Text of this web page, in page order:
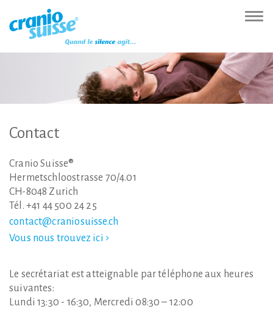
(Accesskey
Hauptnavigation
(Accesskey
Inhalt
(Accesskey
Sprachumschaltung
(Accesskey
Contact
Cranio Suisse®
Hermetschloostrasse 70/4.01
CH-8048 Zurich
Tél. +41 44 500 24 25
contact@craniosuisse.ch
Vous nous trouvez ici
Le secrétariat est atteignable par téléphone aux heures
suivantes:
Lundi 13:30 - 16:30, Mercredi 08:30 – 12:00